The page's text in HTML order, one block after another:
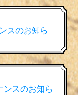
スのお知ら
ンスのお知ら